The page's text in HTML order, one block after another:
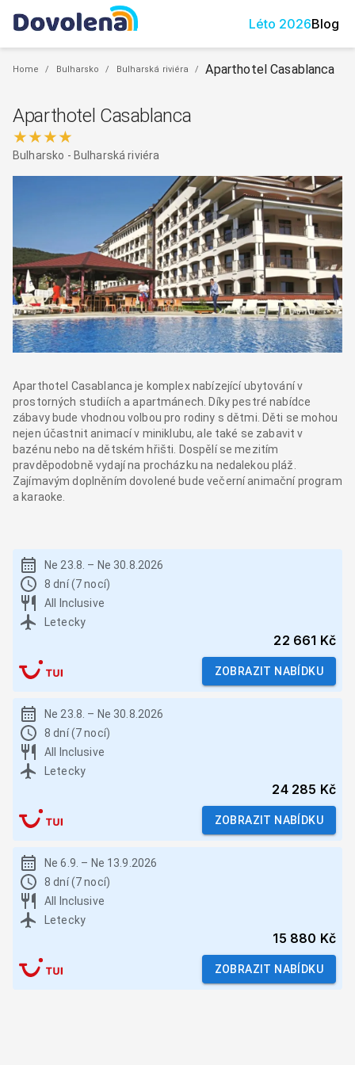
Léto 2026Blog
Home / Bulharsko / Bulharská riviéra / Aparthotel Casablanca
Aparthotel Casablanca
★★★★
Bulharsko - Bulharská riviéra
Aparthotel Casablanca je komplex nabízející ubytování v
prostorných studiích a apartmánech. Díky pestré nabídce
zábavy bude vhodnou volbou pro rodiny s dětmi. Děti se mohou
nejen účastnit animací v miniklubu, ale také se zabavit v
bazénu nebo na dětském hřišti. Dospělí se mezitím
pravděpodobně vydají na procházku na nedalekou pláž.
Zajímavým doplněním dovolené bude večerní animační program
a karaoke.
Ne 23.8. – Ne 30.8.2026
8 dní (7 nocí)
All Inclusive
Letecky
22 661 Kč
ZOBRAZIT NABÍDKU
Ne 23.8. – Ne 30.8.2026
8 dní (7 nocí)
All Inclusive
Letecky
24 285 Kč
ZOBRAZIT NABÍDKU
Ne 6.9. – Ne 13.9.2026
8 dní (7 nocí)
All Inclusive
Letecky
15 880 Kč
ZOBRAZIT NABÍDKU